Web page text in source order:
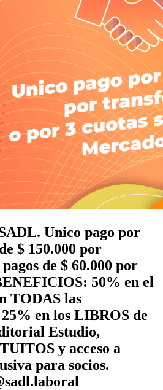
Unico pago por
$ 150.000 por
de $ 60.000 por
50% en el
TODAS las
en los LIBROS de
Estudio,
y acceso a
para socios.